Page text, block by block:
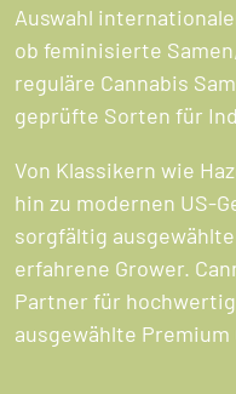
Auswahl
ob feminisierte
reguläre Cannabis
geprüfte Sorten für
Von Klassikern wie
hin zu modernen US-
sorgfältig
erfahrene Grower.
Partner für
ausgewählte Premium